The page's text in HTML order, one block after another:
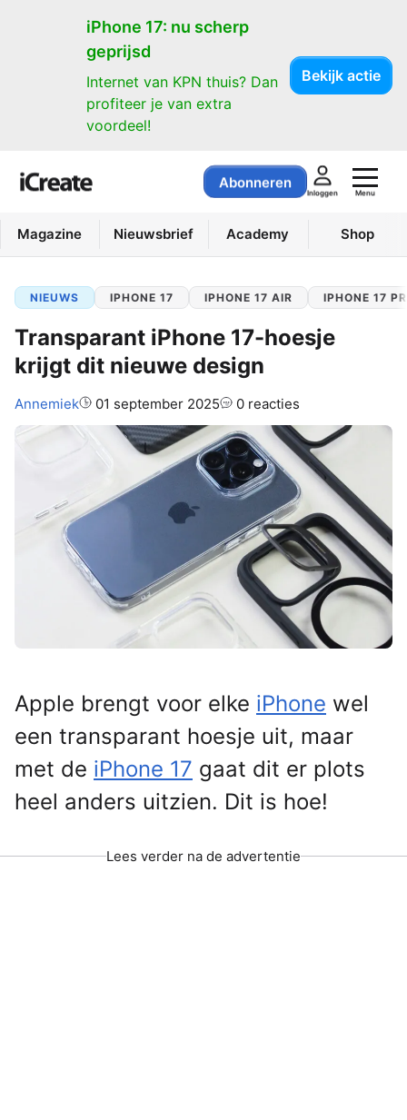
iPhone 17: nu scherp
geprijsd
Internet van KPN thuis? Dan
profiteer je van extra
voordeel!
Bekijk actie
Abonneren
Inloggen Menu
Magazine Nieuwsbrief Academy Shop
NIEUWS IPHONE 17 IPHONE 17 AIR IPHONE 17
Transparant iPhone 17-hoesje
krijgt dit nieuwe design
Auteur:
Annemiek 01 september 2025 0 reacties
Apple brengt voor elke iPhone wel
een transparant hoesje uit, maar
met de iPhone 17 gaat dit er plots
heel anders uitzien. Dit is hoe!
Lees verder na de advertentie